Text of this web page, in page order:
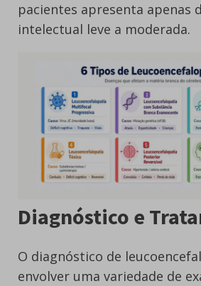
pacientes apresenta apenas
intelectual leve a moderada.
Diagnóstico e
O diagnóstico de
envolver uma variedade de